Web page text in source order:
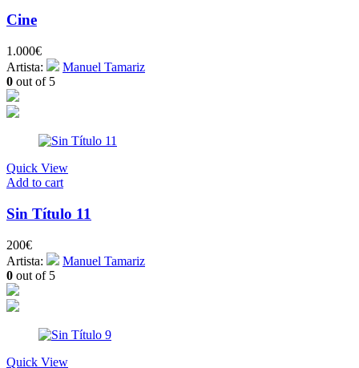
Cine
1.000€
Artista:
Manuel Tamariz
0 out of 5
Quick View
Add to cart
Sin Título 11
200€
Artista:
Manuel Tamariz
0 out of 5
Quick View